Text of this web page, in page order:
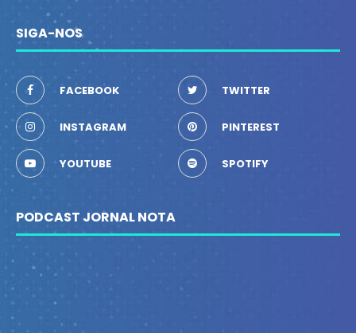
SIGA-NOS
FACEBOOK TWITTER
INSTAGRAM PINTEREST
YOUTUBE SPOTIFY
PODCAST JORNAL NOTA